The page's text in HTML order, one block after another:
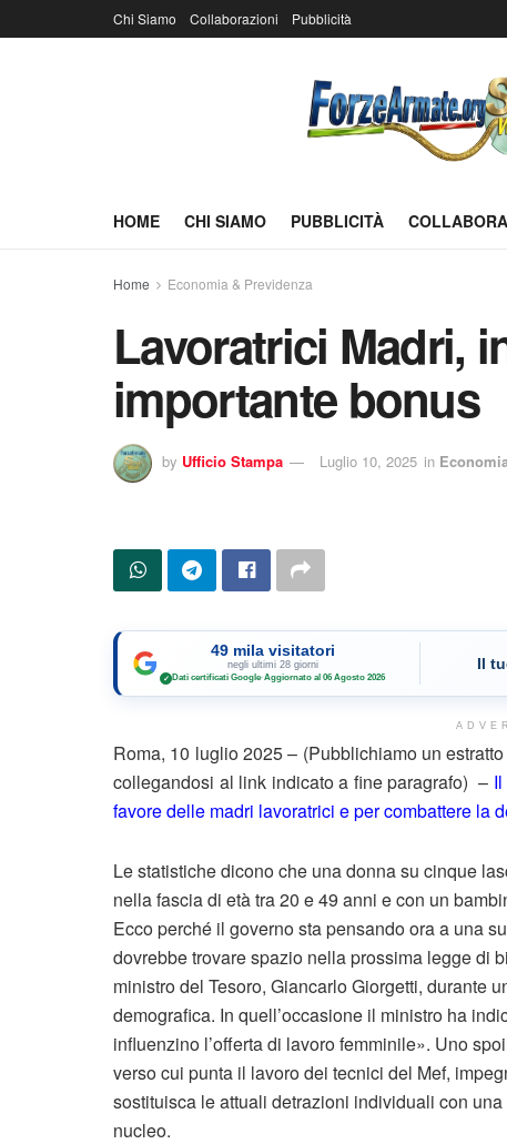
Chi Siamo Collaborazioni Pubblicità
HOME CHI SIAMO PUBBLICITÀ
Home Economia & Previdenza
Lavoratrici Madri,
importante bonus
by Ufficio Stampa Luglio 10, 2025 in
49 mila visitatori
negli ultimi 28 giorni
✓ Dati certificati Google·Aggiornato al 06 Agosto 2026
Il
Roma, 10 luglio 2025 – (Pubblichiamo un
collegandosi al link indicato a fine paragrafo) –
favore delle madri lavoratrici e per combattere la
Le statistiche dicono che una donna su cinque
nella fascia di età tra 20 e 49 anni e con un
Ecco perché il governo sta pensando ora a una
dovrebbe trovare spazio nella prossima legge di
ministro del Tesoro, Giancarlo Giorgetti, durante
demografica. In quell’occasione il ministro ha
influenzino l’offerta di lavoro femminile». Uno
verso cui punta il lavoro dei tecnici del Mef,
sostituisca le attuali detrazioni individuali con
nucleo.